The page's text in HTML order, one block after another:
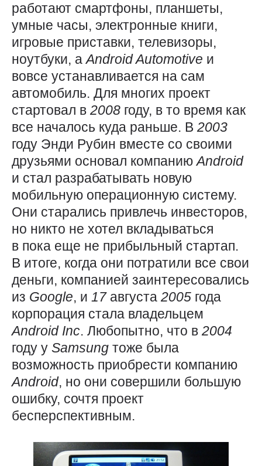
работают смартфоны, планшеты,
умные часы, электронные книги,
игровые приставки, телевизоры,
ноутбуки, аAndroidAutomotive и
вовсе устанавливается на сам
автомобиль. Для многих проект
стартовал в 2008 году, в то время как
все началось куда раньше. В 2003
году Энди Рубин вместе со своими
друзьями основал компаниюAndroid
и стал разрабатывать новую
мобильную операционную систему.
Они старались привлечь инвесторов,
но никто не хотел вкладываться
в пока еще не прибыльный стартап.
В итоге, когда они потратили все свои
деньги, компанией заинтересовались
из Google, и 17 августа 2005 года
корпорация стала владельцем
Android Inc. Любопытно, что в 2004
году у Samsung тоже была
возможность приобрести компанию
Android, но они совершили большую
ошибку, сочтя проект
бесперспективным.